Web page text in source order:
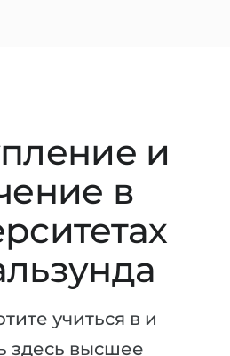
и
в
учиться в и
здесь высшее